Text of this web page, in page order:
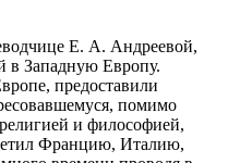
Е. А. Андреевой,
в Западную Европу.
предоставили
помимо
и философией,
Францию, Италию,